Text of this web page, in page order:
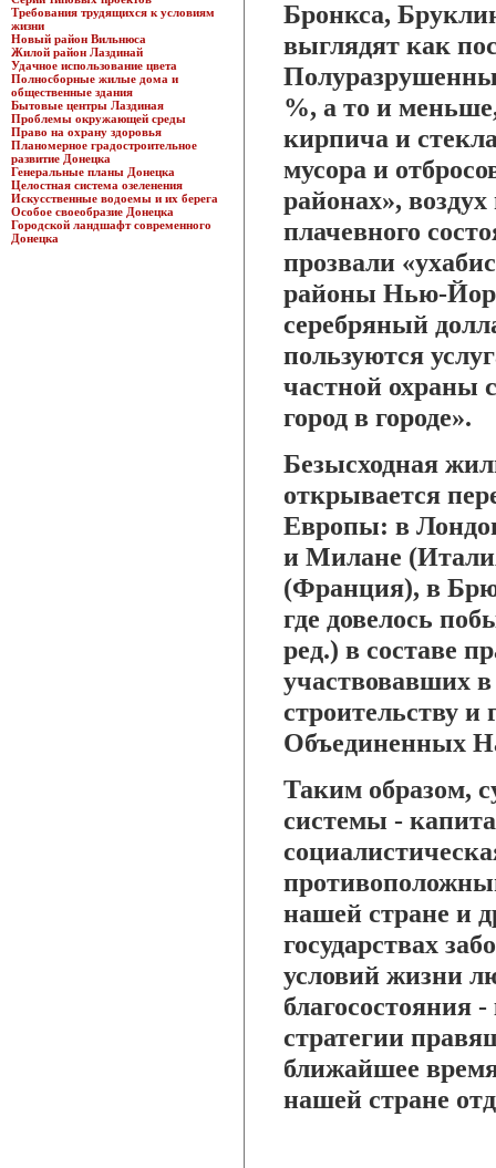
Требования трудящихся к условиям
жизни
Новый район Вильнюса
Жилой район Лаздинай
Удачное использование цвета
Полносборные жилые дома и
общественные здания
Бытовые центры Лаздиная
Проблемы окружающей среды
Право на охрану здоровья
Планомерное градостроительное
развитие Донецка
Генеральные планы Донецка
Целостная система озеленения
Искусственные водоемы и их берега
Особое своеобразие Донецка
Городской ландшафт современного
Донецка
Бронкса,
выглядят как
%, а то и
кирпича и
мусора и
районах»,
плачевного
прозвали
районы Нью-
серебряный
пользуются
частной охраны
город в городе».
Безысходная
открывается
Европы: в
и Милане
(Франция), в
где довелось
ред.) в составе
участвовавших
строительству и
Объединенных
Таким образом,
системы -
нашей стране и
государствах
условий жизни
благосостояния
стратегии
ближайшее
нашей стране